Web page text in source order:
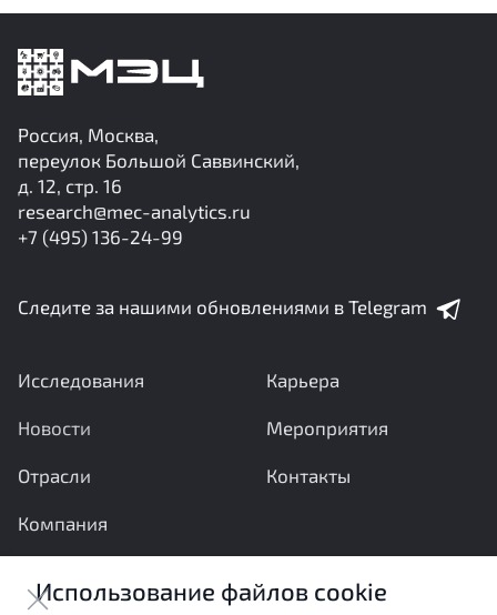
Россия, Москва,
переулок Большой Саввинский,
д. 12, стр. 16
research@mec-analytics.ru
+7 (495) 136-24-99
Следите за нашими обновлениями в Telegram
Исследования
Новости
Отрасли
Компания
Карьера
Мероприятия
Контакты
Отправить сообщение
Использование файлов cookie